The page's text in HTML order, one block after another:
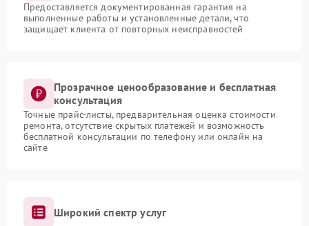
Предоставляется документированная гарантия на
выполненные работы и установленные детали, что
защищает клиента от повторных неисправностей
Прозрачное ценообразование и бесплатная
консультация
Точные прайс-листы, предварительная оценка стоимости
ремонта, отсутствие скрытых платежей и возможность
бесплатной консультации по телефону или онлайн на
сайте
Широкий спектр услуг